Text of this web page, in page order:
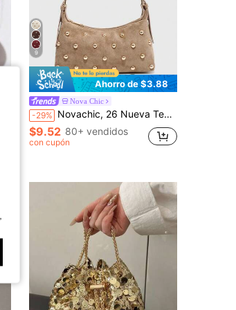
9
Ahorro de $3.88
Nova Chic
-29% Novachic, 26 Nueva Temporada, 1 Pieza Decoración con Remaches, Cierre con Cremallera, Correa de Hombro Ajustable, Bolso de Axila para Mujer, Bolso de Hombro. Adecuado para Varias Ocasiones, Estético
$9.52 80+ vendidos
con cupón